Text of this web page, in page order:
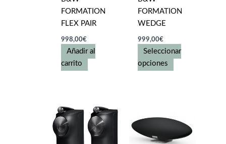
998,00€
Añadir al
carrito
999,00€
Seleccionar
opciones
tiene
múltiples
se
pueden